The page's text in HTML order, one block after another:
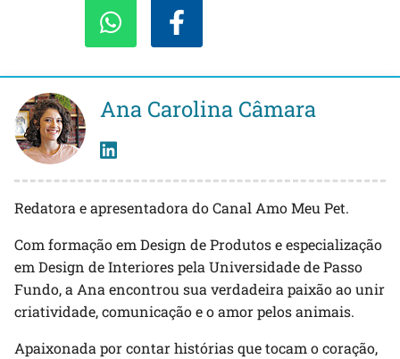
Ana Carolina Câmara
Redatora e apresentadora do Canal Amo Meu Pet.
Com formação em Design de Produtos e especialização
em Design de Interiores pela Universidade de Passo
Fundo, a Ana encontrou sua verdadeira paixão ao unir
criatividade, comunicação e o amor pelos animais.
Apaixonada por contar histórias que tocam o coração,